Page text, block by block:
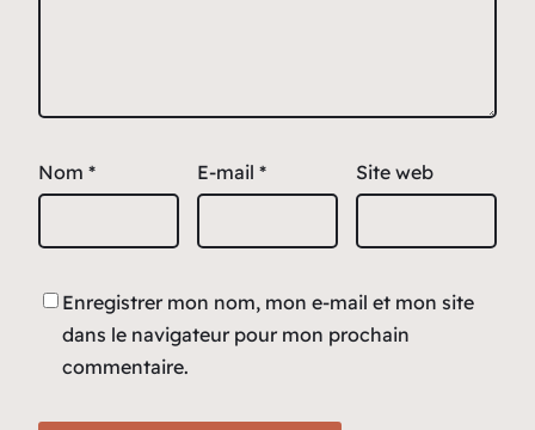
Nom * E-mail * Site web
Enregistrer mon nom, mon e-mail et mon site
dans le navigateur pour mon prochain
commentaire.